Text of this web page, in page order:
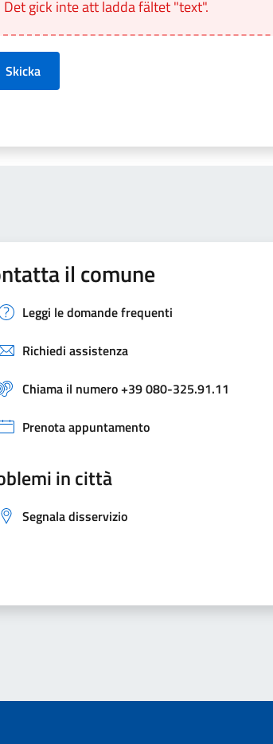
Det gick inte att ladda fältet "text".
Skicka
il comune
Leggi le domande frequenti
Richiedi assistenza
Chiama il numero +39 080-325.91.11
Prenota appuntamento
in città
Segnala disservizio